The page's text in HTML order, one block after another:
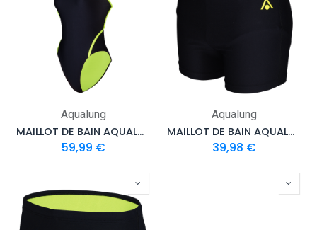
Aqualung
MAILLOT DE BAIN AQUALUNG ESSENTIEL DIAMOND BACK FEMME
59,99 €
Aqualung
MAILLOT DE BAIN AQUALUNG ESSENTIEL BOXER HOMME
39,98 €